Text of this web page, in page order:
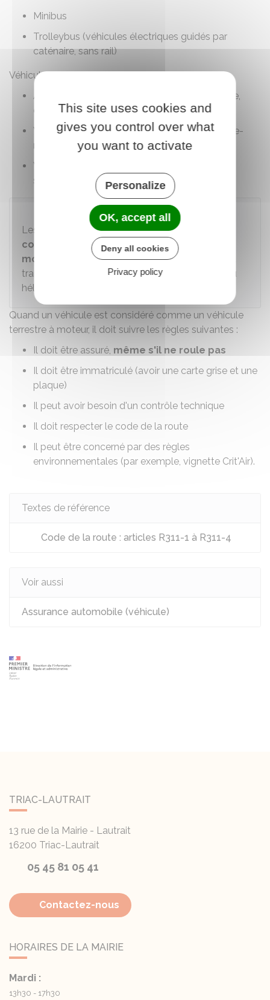
Minibus
Trolleybus (véhicules électriques guidés par
caténaire, sans rail)
Véhicules prioritaires ou d'intérêt général
Ambulances, véhicules de police, gendarmerie,
douanes, pompiers
Véhicules de service hivernal (saleuses, chasse-
neige)
Véhicules militaires (en dehors d'exemptions
spécifiques)
Les véhicules suivantsne sont donc pas
considérés comme véhicule terrestre à
moteur
: vélo, trottinette non motorisée, train et
tramway (car ils roulent sur rails), drone, avion ou
hélicoptère.
Quand un véhicule est considéré comme un véhicule
terrestre à moteur, il doit suivre les règles suivantes :
Il doit être assuré, même s'il ne roule pas
Il doit être immatriculé (avoir une carte grise et une
plaque)
Il peut avoir besoin d'un contrôle technique
Il doit respecter le code de la route
Il peut être concerné par des règles
environnementales (par exemple, vignette Crit'Air).
Textes de référence
Code de la route : articles R311-1 à R311-4
Voir aussi
Assurance automobile (véhicule)
TRIAC-LAUTRAIT
13 rue de la Mairie - Lautrait
16200 Triac-Lautrait
05 45 81 05 41
Contactez-nous
HORAIRES DE LA MAIRIE
Mardi :
13h30 - 17h30
This site uses cookies and
gives you control over what
you want to activate
Personalize
OK, accept all
Deny all cookies
Privacy policy